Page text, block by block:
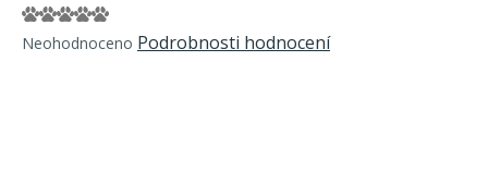
Průměrné
hodnocení
Neohodnoceno Podrobnosti hodnocení